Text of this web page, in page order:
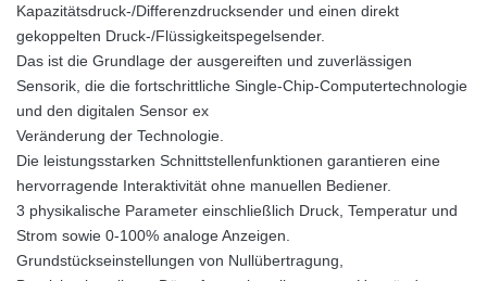
Kapazitätsdruck-/Differenzdrucksender und einen direkt
gekoppelten Druck-/Flüssigkeitspegelsender.
Das ist die Grundlage der ausgereiften und zuverlässigen
Sensorik, die die fortschrittliche Single-Chip-Computertechnologie
und den digitalen Sensor ex
Veränderung der Technologie.
Die leistungsstarken Schnittstellenfunktionen garantieren eine
hervorragende Interaktivität ohne manuellen Bediener.
3 physikalische Parameter einschließlich Druck, Temperatur und
Strom sowie 0-100% analoge Anzeigen.
Grundstückseinstellungen von Nullübertragung,